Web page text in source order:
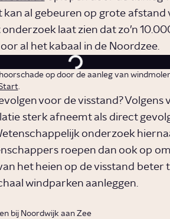
al gebeuren op grote afstand
laat zien dat zo’n
al het kabaal in de Noordzee.
op door de aanleg van
.
voor de visstand? Volgens
sterk afneemt als direct
onderzoek
roepen dan ook op
het heien op de visstand beter
windparken aanleggen.
bij Noordwijk aan Zee